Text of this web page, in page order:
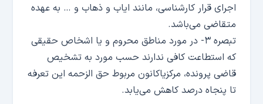
اجرای قرار کارشناسی، مانند ایاب و ذهاب و … به عهده
متقاضی می‌باشد.
تبصره ۳- در مورد مناطق محروم و یا اشخاص حقیقی
که استطاعت کافی ندارند حسب مورد به تشخیص
قاضی پرونده، مرکزیاکانون مربوط حق الزحمه این تعرفه
تا پنجاه درصد کاهش می‌یابد.